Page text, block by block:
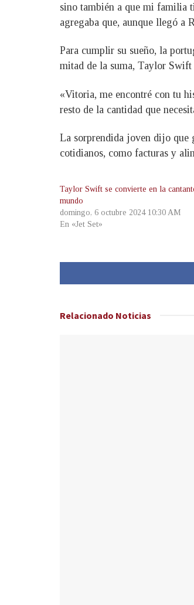
sino también a que mi familia
agregaba que, aunque llegó a
Para cumplir su sueño, la
mitad de la suma, Taylor Swift
«Vitoria, me encontré con tu
resto de la cantidad que
La sorprendida joven dijo que
cotidianos, como facturas y
Taylor Swift se convierte en la
mundo
domingo, 6 octubre 2024 10:30 AM
En «Jet Set»
Relacionado Noticias